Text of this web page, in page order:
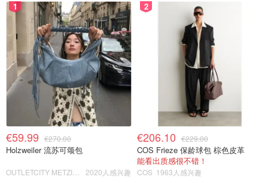
1
€59.99 €270.00
Holzweiler 流苏可颂包
2020人感兴趣
2
€206.10 €229.00
COS Frieze 保龄球包 棕色皮革
能看出质感很不错！
COS 1963人感兴趣